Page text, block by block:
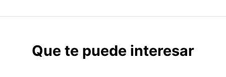
Que te puede interesar